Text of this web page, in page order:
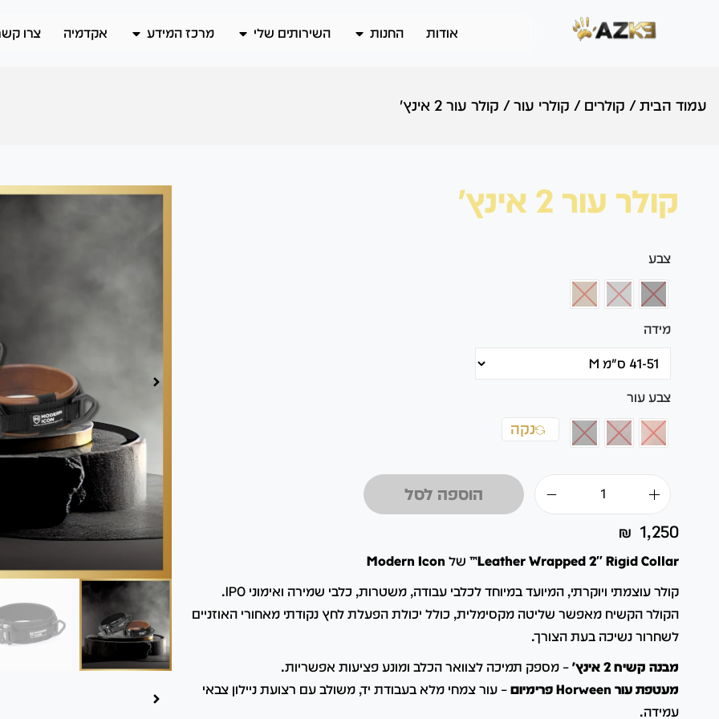
אודות החנות השירותים שלי מרכז המידע אקדמיה צרו
עמוד הבית / קולרים / קולרי עור / קולר עור 2 אינץ'
קולר עור 2 אינץ'
צבע
מידה
צבע עור
נקה
הוספה לסל
₪ 1,250
Leather Wrapped 2″ Rigid Collar™ של Modern Icon
קולר עוצמתי ויוקרתי, המיועד במיוחד לכלבי עבודה, משטרות, כלבי שמירה ואימוני IPO.
הקולר הקשיח מאפשר שליטה מקסימלית, כולל יכולת הפעלת לחץ נקודתי מאחורי האוזניים
לשחרור נשיכה בעת הצורך.
מבנה קשיח 2 אינץ'
– מספק תמיכה לצוואר הכלב ומונע פציעות אפשריות.
מעטפת עור Horween פרימיום
– עור צמחי מלא בעבודת יד, משולב עם רצועת ניילון צבאי
עמידה.